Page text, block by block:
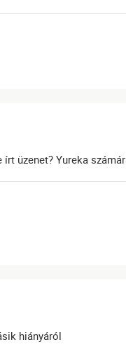
üzenet? Yureka
hiányáról